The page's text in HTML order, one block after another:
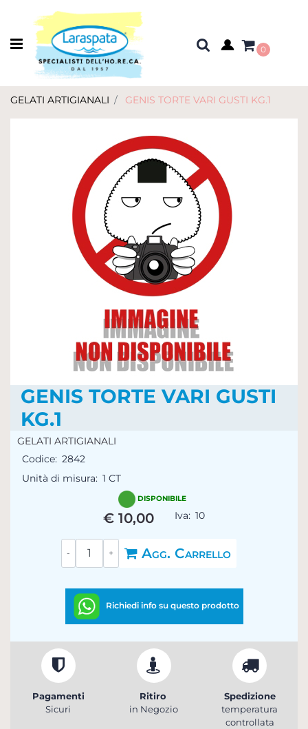
Open menu
0
GELATI ARTIGIANALI GENIS TORTE VARI GUSTI KG.1
GENIS TORTE VARI GUSTI
KG.1
GELATI ARTIGIANALI
Codice: 2842
Unità di misura: 1 CT
DISPONIBILE
€ 10,00 Iva: 10
Quantità
Agg. Carrello
Richiedi info su questo prodotto
Pagamenti
Sicuri
Ritiro
in Negozio
Spedizione
temperatura
controllata